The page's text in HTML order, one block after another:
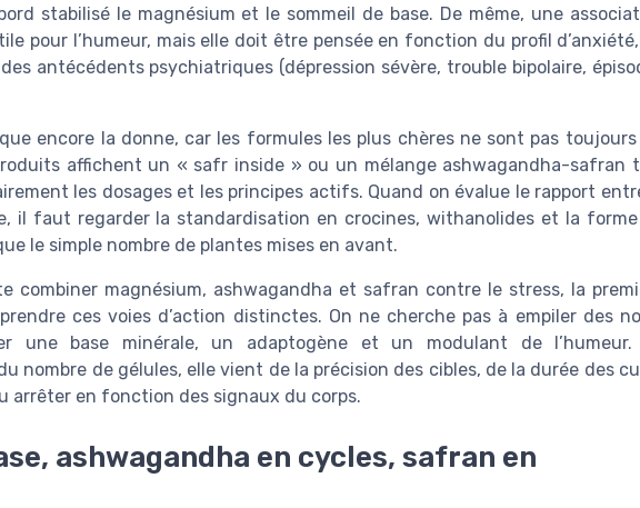
stabilisé le magnésium et le sommeil de base. De même, une
pour l’humeur, mais elle doit être pensée en fonction du profil
antécédents psychiatriques (dépression sévère, trouble bipolaire,
encore la donne, car les formules les plus chères ne sont pas toujours
affichent un « safr inside » ou un mélange ashwagandha-safran
les dosages et les principes actifs. Quand on évalue le rapport
il faut regarder la standardisation en crocines, withanolides et la
le simple nombre de plantes mises en avant.
combiner magnésium, ashwagandha et safran contre le stress, la
ces voies d’action distinctes. On ne cherche pas à empiler des
une base minérale, un adaptogène et un modulant de l’humeur.
nombre de gélules, elle vient de la précision des cibles, de la durée des
arrêter en fonction des signaux du corps.
ashwagandha en cycles, safran en